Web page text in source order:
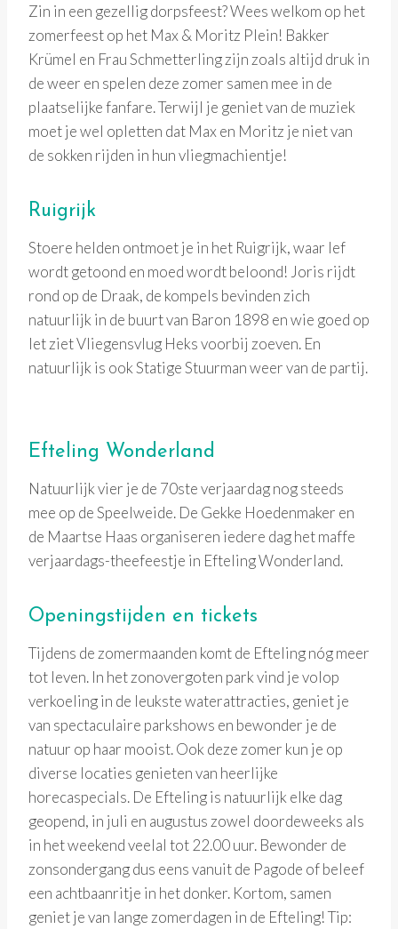
Zin in een gezellig dorpsfeest? Wees welkom op het
zomerfeest op het Max & Moritz Plein! Bakker
Krümel en Frau Schmetterling zijn zoals altijd druk in
de weer en spelen deze zomer samen mee in de
plaatselijke fanfare. Terwijl je geniet van de muziek
moet je wel opletten dat Max en Moritz je niet van
de sokken rijden in hun vliegmachientje!
Ruigrijk
Stoere helden ontmoet je in het Ruigrijk, waar lef
wordt getoond en moed wordt beloond! Joris rijdt
rond op de Draak, de kompels bevinden zich
natuurlijk in de buurt van Baron 1898 en wie goed op
let ziet Vliegensvlug Heks voorbij zoeven. En
natuurlijk is ook Statige Stuurman weer van de partij.
Efteling Wonderland
Natuurlijk vier je de 70ste verjaardag nog steeds
mee op de Speelweide. De Gekke Hoedenmaker en
de Maartse Haas organiseren iedere dag het maffe
verjaardags-theefeestje in Efteling Wonderland.
Openingstijden en tickets
Tijdens de zomermaanden komt de Efteling nóg meer
tot leven. In het zonovergoten park vind je volop
verkoeling in de leukste waterattracties, geniet je
van spectaculaire parkshows en bewonder je de
natuur op haar mooist. Ook deze zomer kun je op
diverse locaties genieten van heerlijke
horecaspecials. De Efteling is natuurlijk elke dag
geopend, in juli en augustus zowel doordeweeks als
in het weekend veelal tot 22.00 uur. Bewonder de
zonsondergang dus eens vanuit de Pagode of beleef
een achtbaanritje in het donker. Kortom, samen
geniet je van lange zomerdagen in de Efteling! Tip: